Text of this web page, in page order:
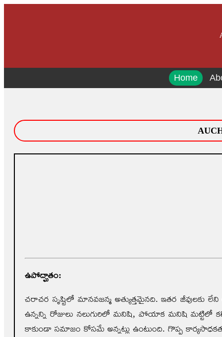
Home
ఉపోద్ఘాతం:
చరాచర సృష్టిలో మానవజన్మ అత్యుత్తమైనది. ఇతర జీవులకు
ఉన్నన్ని రోజులు నలుగురిలో మనిషి, పోయాక మనిషి మట్టిలో
కాకుండా సమాజం కోసమే అన్నట్లు ఉంటుంది. గొప్ప